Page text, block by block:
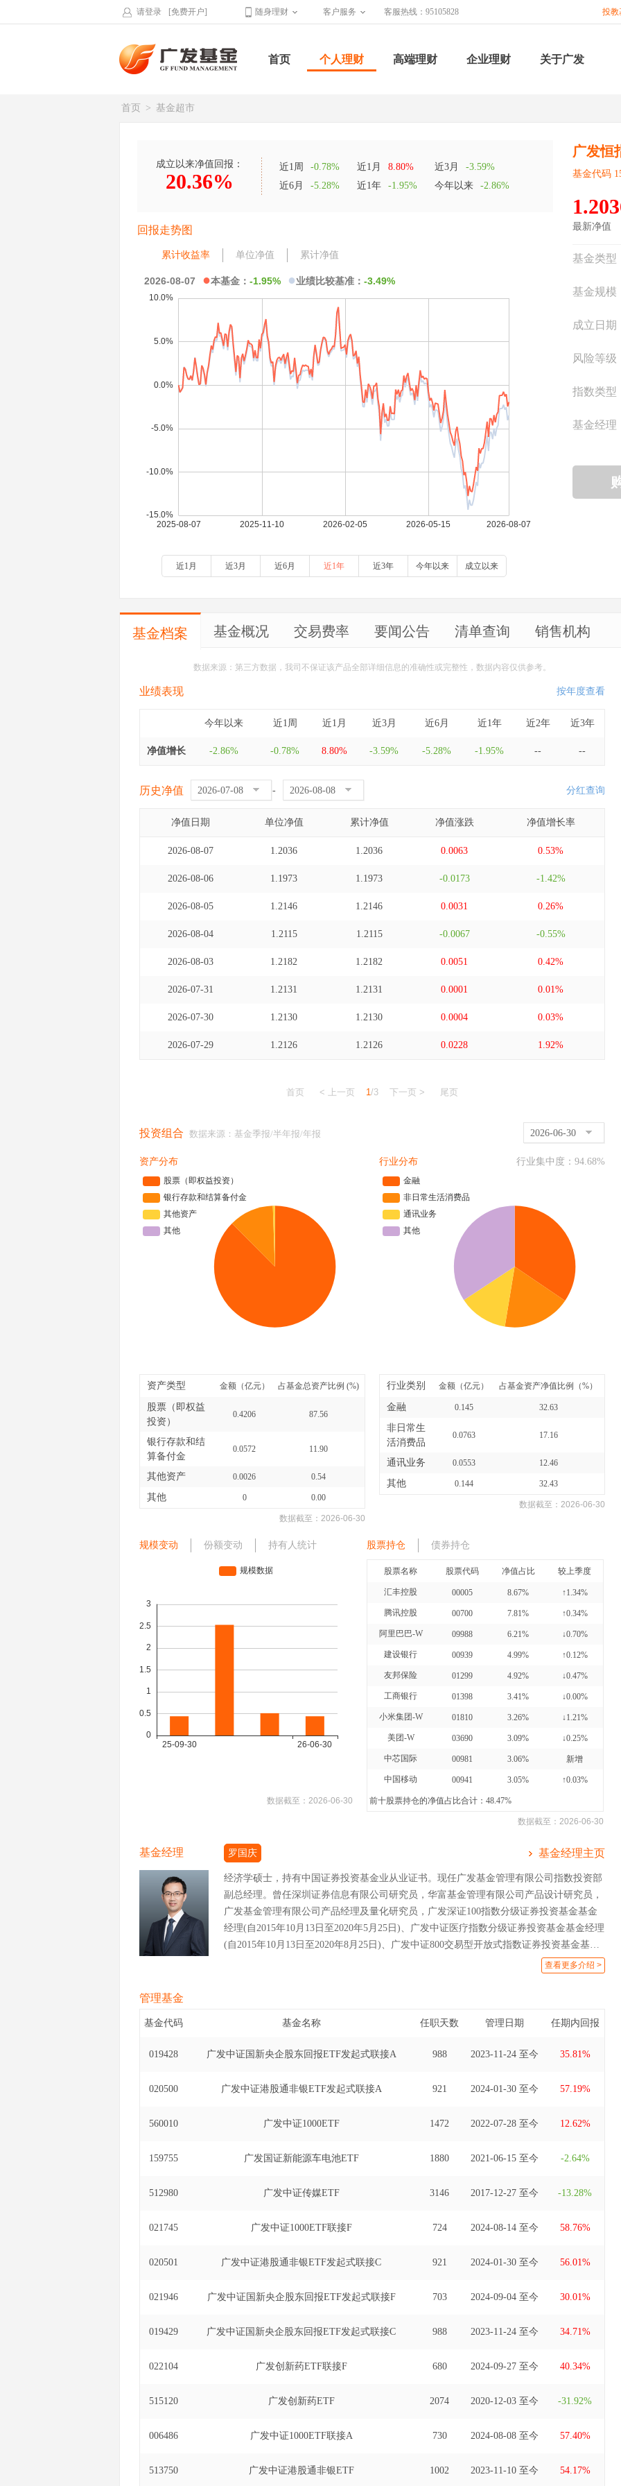
请登录 [免费开户] 随身理财 客户服务 客服热线：95105828 投教
首页 个人理财 高端理财 企业理财 关于广发
首页 > 基金超市
成立以来净值回报：
20.36%
近1周 -0.78% 近1月 8.80% 近3月
-3.59%
近6月
-5.28% 近1年 -1.95% 今年以来 -2.86%
回报走势图
累计收益率 单位净值 累计净值
2026-08-07 ●本基金： -1.95% ●业绩比较基准： -3.49%
近1月 近3月 近6月 近1年 近3年 今年以来 成立以来
广发恒
基金代码
最新净值
基金类型
基金规模
成立日期
风险等级
指数类型
基金经理
基金档案 基金概况 交易费率 要闻公告 清单查询 销售机构
数据来源：第三方数据，我司不保证该产品全部详细信息的准确性或完整性，数据内容仅供参考。
业绩表现 按年度查看
今年以来 近1周 近1月 近3月 近6月 近1年 近2年 近3年
净值增长 -2.86% -0.78% 8.80% -3.59% -5.28% -1.95% -- --
历史净值 - 分红查询
净值日期 单位净值 累计净值 净值涨跌 净值增长率
2026-08-07 1.2036 1.2036 0.0063 0.53%
2026-08-06 1.1973 1.1973 -0.0173 -1.42%
2026-08-05 1.2146 1.2146 0.0031 0.26%
2026-08-04 1.2115 1.2115 -0.0067 -0.55%
2026-08-03 1.2182 1.2182 0.0051 0.42%
2026-07-31 1.2131 1.2131 0.0001 0.01%
2026-07-30 1.2130 1.2130 0.0004 0.03%
2026-07-29 1.2126 1.2126 0.0228 1.92%
首页 < 上一页 1/3 下一页 > 尾页
投资组合 数据来源：基金季报/半年报/年报 2026-06-30
资产分布
资产类型 金额（亿元） 占基金总资产比例 (%)
股票（即权益
投资）
0.4206 87.56
银行存款和结
算备付金
0.0572 11.90
其他资产 0.0026 0.54
其他 0 0.00
数据截至： 2026-06-30
行业分布 行业集中度： 94.68%
行业类别 金额（亿元） 占基金资产净值比例（%）
金融 0.145 32.63
非日常生
活消费品
0.0763 17.16
通讯业务 0.0553 12.46
其他 0.144 32.43
数据截至： 2026-06-30
规模变动 份额变动 持有人统计
数据截至： 2026-06-30
股票持仓 债券持仓
股票名称 股票代码 净值占比 较上季度
汇丰控股 00005 8.67% ↑1.34%
腾讯控股 00700 7.81% ↑0.34%
阿里巴巴-W 09988 6.21% ↓0.70%
建设银行 00939 4.99% ↑0.12%
友邦保险 01299 4.92% ↓0.47%
工商银行 01398 3.41% ↓0.00%
小米集团-W 01810 3.26% ↓1.21%
美团-W 03690 3.09% ↓0.25%
中芯国际 00981 3.06% 新增
中国移动 00941 3.05% ↑0.03%
前十股票持仓的净值占比合计：48.47%
数据截至： 2026-06-30
基金经理 罗国庆 基金经理主页
经济学硕士，持有中国证券投资基金业从业证书。现任广发基金管理有限公司指数投资部
副总经理。曾任深圳证券信息有限公司研究员，华富基金管理有限公司产品设计研究员，
广发基金管理有限公司产品经理及量化研究员，广发深证100指数分级证券投资基金基金
经理(自2015年10月13日至2020年5月25日)、广发中证医疗指数分级证券投资基金基金经理
(自2015年10月13日至2020年8月25日)、广发中证800交易型开放式指数证券投资基金基金
经理(自2020年4月13日至2020年11月30日)、广发中证全指汽车指数型发起式证券投资基金
式证券投资基金基金经理(自2018年11月2日至2021年6月17日)、广发深证100指数证券投资
基金（LOF）基金经理(自2020年8月26日至2023年2月22日)、广发中证沪港深科技龙头交
港深科技龙头交易型开放式指数证券投资基金发起式联接基金基金经理(自2021年8月25日
年1月20日至2023年12月13日)、广发中证100交易型开放式指数证券投资基金基金经理(自
联接基金基金经理(自2021年8月9日至2024年8月8日)、广发中证100交易型开放式指数证券
交易型开放式指数证券投资基金基金经理(自2024年11月11日至2026年6月10日)。
查看更多介绍 >
管理基金
基金代码 基金名称 任职天数 管理日期 任期内回报
019428 广发中证国新央企股东回报ETF发起式联接A 988 2023-11-24 至今 35.81%
020500 广发中证港股通非银ETF发起式联接A 921 2024-01-30 至今 57.19%
560010 广发中证1000ETF 1472 2022-07-28 至今 12.62%
159755 广发国证新能源车电池ETF 1880 2021-06-15 至今 -2.64%
512980 广发中证传媒ETF 3146 2017-12-27 至今 -13.28%
021745 广发中证1000ETF联接F 724 2024-08-14 至今 58.76%
020501 广发中证港股通非银ETF发起式联接C 921 2024-01-30 至今 56.01%
021946 广发中证国新央企股东回报ETF发起式联接F 703 2024-09-04 至今 30.01%
019429 广发中证国新央企股东回报ETF发起式联接C 988 2023-11-24 至今 34.71%
022104 广发创新药ETF联接F 680 2024-09-27 至今 40.34%
515120 广发创新药ETF 2074 2020-12-03 至今 -31.92%
006486 广发中证1000ETF联接A 730 2024-08-08 至今 57.40%
513750 广发中证港股通非银ETF 1002 2023-11-10 至今 54.17%